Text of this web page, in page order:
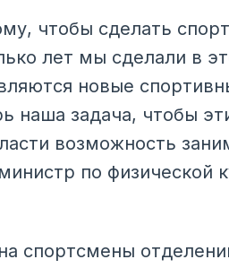
чтобы сделать
лет мы сделали в
новые
наша задача, чтобы
возможность
по физической
спортсмены